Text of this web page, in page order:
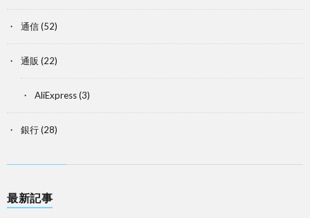
通信(52)
通販 (22)
AliExpress(3)
銀行(28)
最新記事